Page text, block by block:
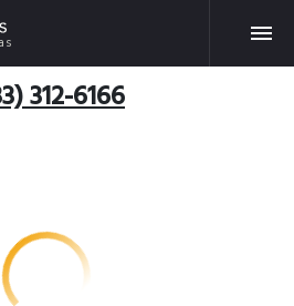
312-6166